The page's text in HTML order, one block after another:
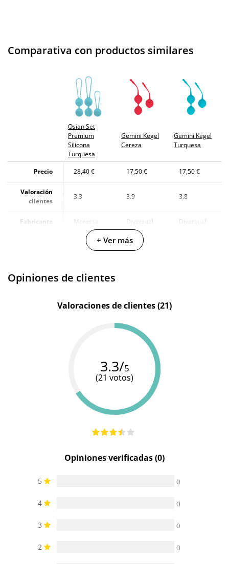
Comparativa con productos similares
Osian Set
Premium
Silicona
Turquesa
Gemini Kegel
Cereza
Gemini Kegel
Turquesa
Precio 28,40 € 17,50 € 17,50 €
Valoración
clientes
3.3 3.9 3.8
Fabricante Moressa Diversual Diversual
Rosa
Resistente
100%
+ Ver más
Opiniones de clientes
Valoraciones de clientes (21)
3.3/5
(21 votos)
Opiniones verificadas (0)
5 0
4 0
3 0
2 0